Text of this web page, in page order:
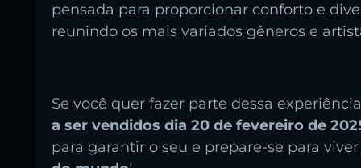
pensada para proporcionar conforto e
reunindo os mais variados gêneros e
Se você quer fazer parte dessa
a ser vendidos dia 20 de fevereiro de
para garantir o seu e prepare-se para viver